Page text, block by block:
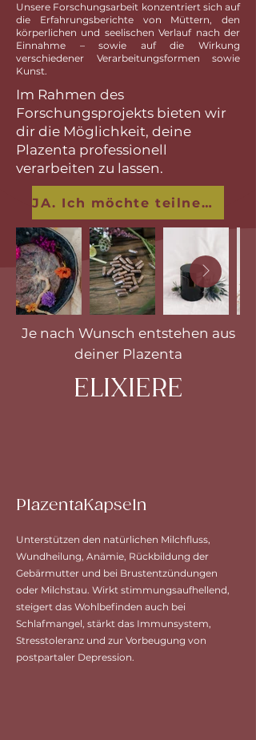
Unsere Forschungsarbeit konzentriert sich auf
die Erfahrungsberichte von Müttern, den
körperlichen und seelischen Verlauf nach der
Einnahme – sowie auf die Wirkung
verschiedener Verarbeitungsformen sowie
Kunst.
Im Rahmen des
Forschungsprojekts bieten wir
dir die Möglichkeit, deine
Plazenta professionell
verarbeiten zu lassen.​​
JA. Ich möchte teilnehmen!
Je nach Wunsch entstehen aus
deiner Plazenta
ELIXIERE
PlazentaKapseln
Unterstützen den natürlichen Milchfluss,
Wundheilung, Anämie, Rückbildung der
Gebärmutter und bei Brustentzündungen
oder Milchstau. Wirkt stimmungsaufhellend,
steigert das Wohlbefinden auch bei
Schlafmangel, stärkt das Immunsystem,
Stresstoleranz und zur Vorbeugung von
postpartaler Depression.